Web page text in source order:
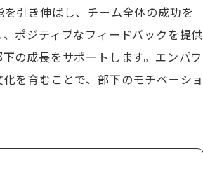
引き伸ばし、チーム全体の成功を
ポジティブなフィードバックを提供
の成長をサポートします。エンパワ
を育むことで、部下のモチベーショ